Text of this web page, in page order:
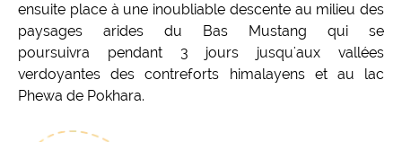
ensuite place à une inoubliable descente au milieu des
paysages arides du Bas Mustang qui se
poursuivra pendant 3 jours jusqu'aux vallées
verdoyantes des contreforts himalayens et au lac
Phewa de Pokhara.